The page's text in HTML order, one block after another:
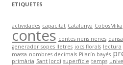
ETIQUETES
actividades capacitat Catalunya CobosMika
contes contes nens nenes dansa
generador sopes lletres jocs florals lectura
massa nombres decimals Pilarín bayés
primària Sant Jordi superfície temps